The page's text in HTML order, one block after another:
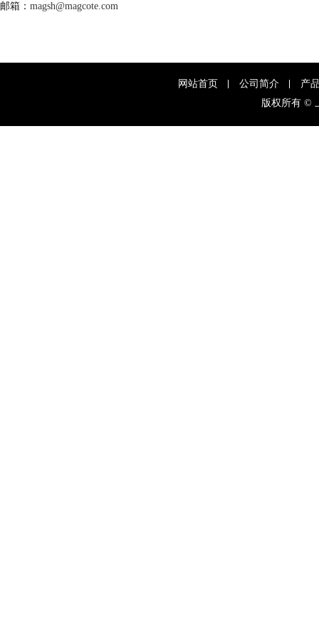
邮箱： magsh@magcote.com
网站首页 公司简介
产
版权所有 ©